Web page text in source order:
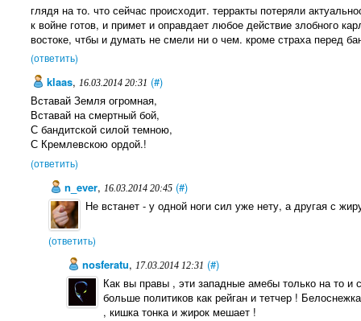
глядя на то. что сейчас происходит. терракты потеряли
к войне готов, и примет и оправдает любое действие злобного
востоке, чтбы и думать не смели ни о чем. кроме страха перед
(ответить)
klaas, 16.03.2014 20:31 (#)
Вставай Земля огромная,
Вставай на смертный бой,
С бандитской силой темною,
С Кремлевскою ордой.!
(ответить)
n_ever, 16.03.2014 20:45 (#)
Не встанет - у одной ноги сил уже нету, а другая с
(ответить)
nosferatu, 17.03.2014 12:31 (#)
Как вы правы , эти западные амебы только на то и
больше политиков как рейган и тетчер !
, кишка тонка и жирок мешает !